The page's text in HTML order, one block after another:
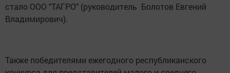
стало ООО "ТАГРО" (руководитель Болотов Евгений
Владимирович).
Также победителями ежегодного республиканского